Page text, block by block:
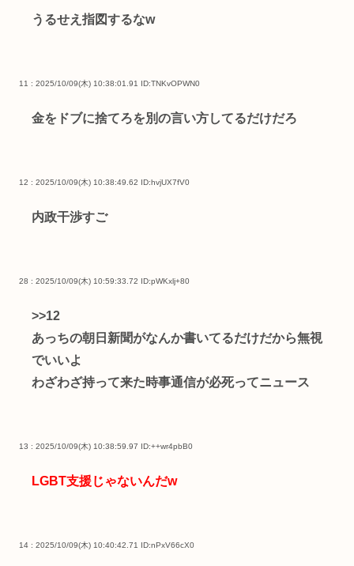
うるせえ指図するなw
11 : 2025/10/09(木) 10:38:01.91 ID:TNKvOPWN0
金をドブに捨てろを別の言い方してるだけだろ
12 : 2025/10/09(木) 10:38:49.62 ID:hvjUX7fV0
内政干渉すご
28 : 2025/10/09(木) 10:59:33.72 ID:pWKxlj+80
>>12
あっちの朝日新聞がなんか書いてるだけだから無視
でいいよ
わざわざ持って来た時事通信が必死ってニュース
13 : 2025/10/09(木) 10:38:59.97 ID:++wr4pbB0
LGBT支援じゃないんだw
14 : 2025/10/09(木) 10:40:42.71 ID:nPxV66cX0